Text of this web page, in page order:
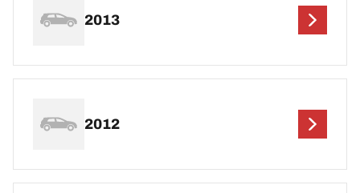
2013
2012